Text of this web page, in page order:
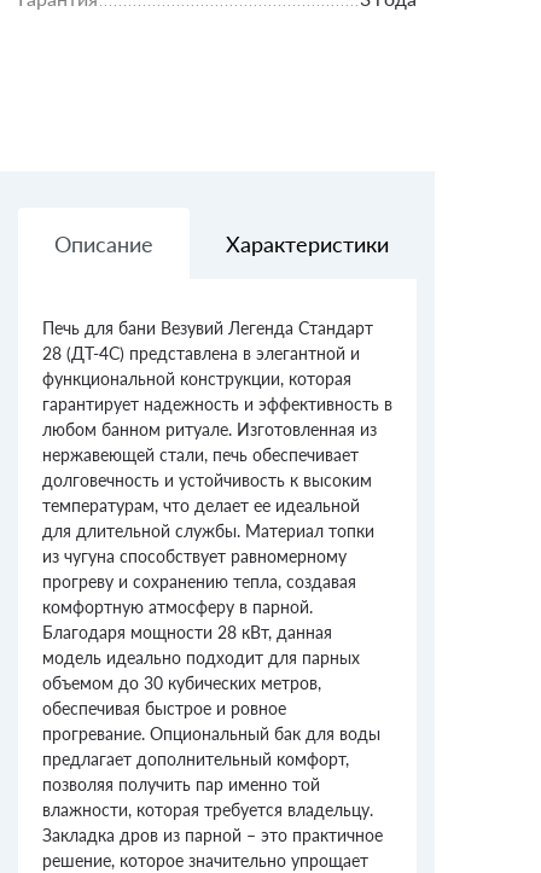
Описание Характеристики
Печь для бани Везувий Легенда Стандарт
28 (ДТ-4С) представлена в элегантной и
функциональной конструкции, которая
гарантирует надежность и эффективность в
любом банном ритуале. Изготовленная из
нержавеющей стали, печь обеспечивает
долговечность и устойчивость к высоким
температурам, что делает ее идеальной
для длительной службы. Материал топки
из чугуна способствует равномерному
прогреву и сохранению тепла, создавая
комфортную атмосферу в парной.
Благодаря мощности 28 кВт, данная
модель идеально подходит для парных
объемом до 30 кубических метров,
обеспечивая быстрое и ровное
прогревание. Опциональный бак для воды
предлагает дополнительный комфорт,
позволяя получить пар именно той
влажности, которая требуется владельцу.
Закладка дров из парной – это практичное
решение, которое значительно упрощает